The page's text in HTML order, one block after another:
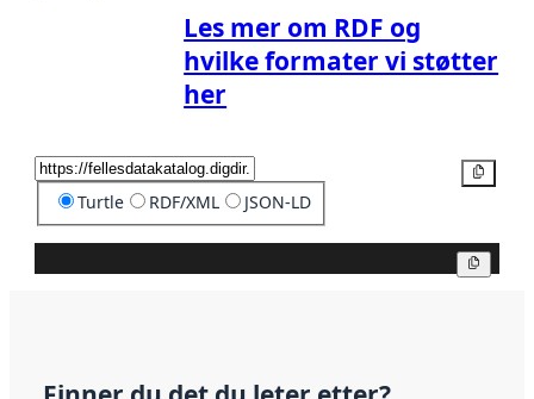
Les mer om RDF og
hvilke formater vi støtter
her
Turtle RDF/XML JSON-LD